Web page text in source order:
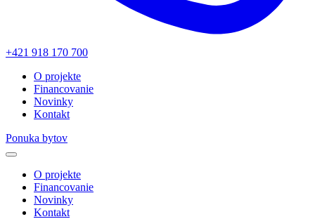
+421 918 170 700
O projekte
Financovanie
Novinky
Kontakt
Ponuka bytov
O projekte
Financovanie
Novinky
Kontakt